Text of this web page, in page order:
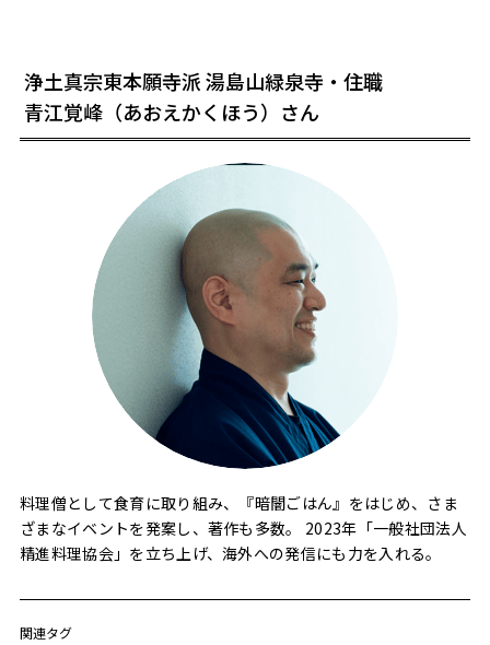
浄土真宗東本願寺派 湯島山緑泉寺・住職
青江覚峰（あおえかくほう）さん
料理僧として食育に取り組み、『暗闇ごはん』をはじめ、さま
ざまなイベントを発案し、著作も多数。 2023年「一般社団法人
精進料理協会」を立ち上げ、海外への発信にも力を入れる。
関連タグ